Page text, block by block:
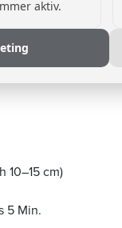
10–15 cm)
5 Min.
aktiv.